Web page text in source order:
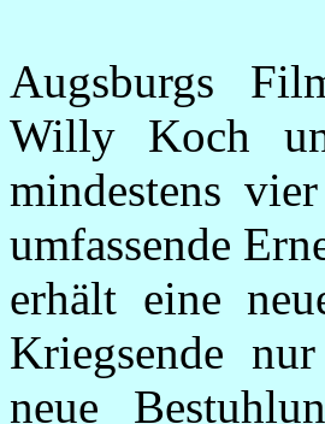
Augsburgs
Willy Koch
mindestens
umfassende
erhält eine
Kriegsende
neue